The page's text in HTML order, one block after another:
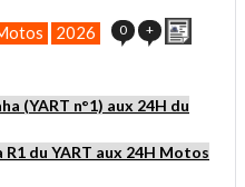
2026 0 +
(YART n°1) aux 24H du
du YART aux 24H Motos